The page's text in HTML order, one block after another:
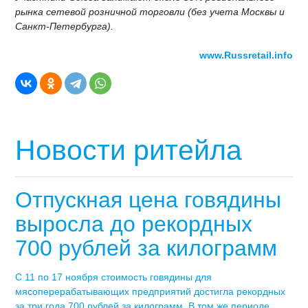
рынка сетевой розничной торговли (без учета Москвы и
Санкт-Петербурга).
www.Russretail.info
Новости ритейла
Отпускная цена говядины
выросла до рекордных
700 рублей за килограмм
С 11 по 17 ноября стоимость говядины для
мясоперерабатывающих предприятий достигла рекордных